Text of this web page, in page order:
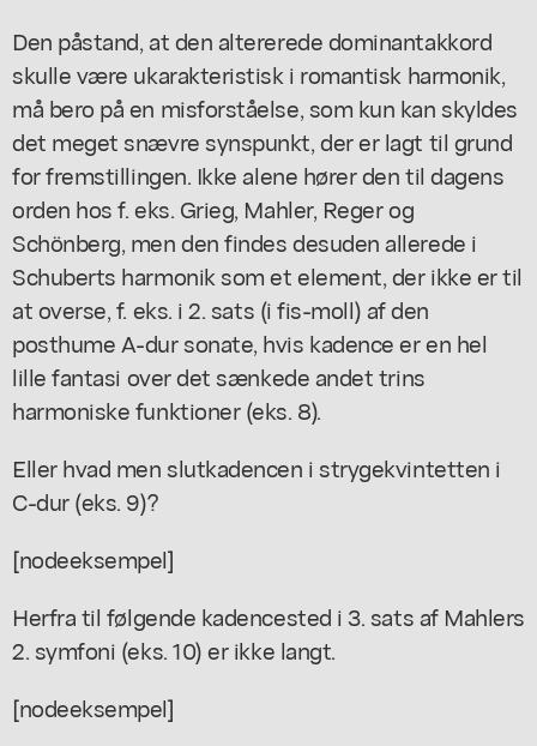
Den påstand, at den altererede dominantakkord
skulle være ukarakteristisk i romantisk harmonik,
må bero på en misforståelse, som kun kan skyldes
det meget snævre synspunkt, der er lagt til grund
for fremstillingen. Ikke alene hører den til dagens
orden hos f. eks. Grieg, Mahler, Reger og
Schönberg, men den findes desuden allerede i
Schuberts harmonik som et element, der ikke er til
at overse, f. eks. i 2. sats (i fis-moll) af den
posthume A-dur sonate, hvis kadence er en hel
lille fantasi over det sænkede andet trins
harmoniske funktioner (eks. 8).
Eller hvad men slutkadencen i strygekvintetten i
C-dur (eks. 9)?
[nodeeksempel]
Herfra til følgende kadencested i 3. sats af Mahlers
2. symfoni (eks. 10) er ikke langt.
[nodeeksempel]